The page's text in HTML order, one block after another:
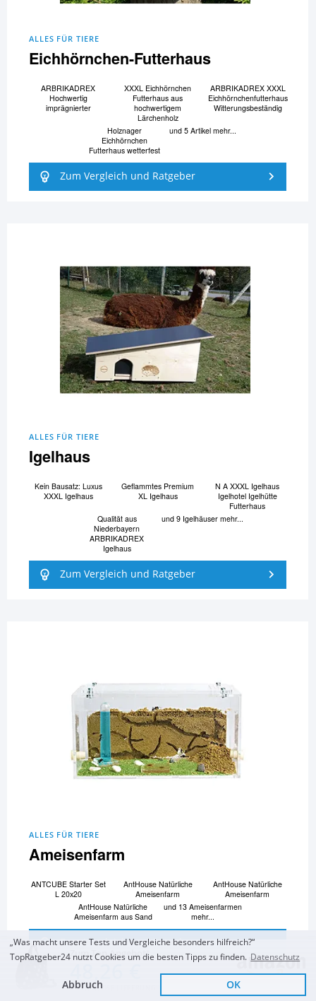
Zum Top Angebot
KOSTENLOSE LIEFERUNG
ALLES FÜR TIERE
Eichhörnchen-Futterhaus
ARBRIKADREX
Hochwertig
imprägnierter
XXXL Eichhörnchen
Futterhaus aus
hochwertigem
Lärchenholz
ARBRIKADREX XXXL
Eichhörnchenfutterhaus
Witterungsbeständig
Holznager
Eichhörnchen
Futterhaus wetterfest
und 5 Artikel mehr...
Zum Vergleich und Ratgeber
ALLES FÜR TIERE
Igelhaus
Kein Bausatz: Luxus
XXXL Igelhaus
Geflammtes Premium
XL Igelhaus
N A XXXL Igelhaus
Igelhotel Igelhütte
Futterhaus
Qualität aus
Niederbayern
ARBRIKADREX
Igelhaus
und 9 Igelhäuser mehr...
Zum Vergleich und Ratgeber
ALLES FÜR TIERE
Ameisenfarm
ANTCUBE Starter Set
L 20x20
AntHouse Natürliche
Ameisenfarm
AntHouse Natürliche
Ameisenfarm
AntHouse Natürliche
Ameisenfarm aus Sand
und 13 Ameisenfarmen
mehr...
Zum Vergleich und Ratgeber
„Was macht unsere Tests und Vergleiche besonders hilfreich?“
TopRatgeber24 nutzt Cookies um die besten Tipps zu finden. Datenschutz
Abbruch OK